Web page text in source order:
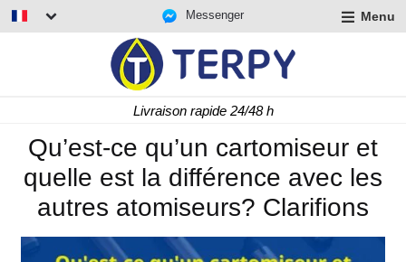
Messenger Menu
Livraison rapide 24/48 h
Qu’est-ce qu’un cartomiseur et
quelle est la différence avec les
autres atomiseurs? Clarifions